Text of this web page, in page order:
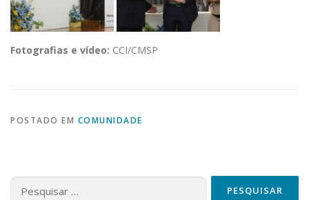
Fotografias e vídeo: CCI/CMSP
POSTADO EM COMUNIDADE
Pesquisar